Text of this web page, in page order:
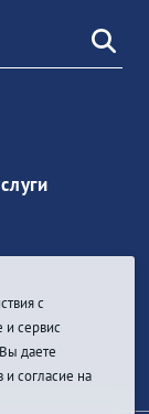
с
и сервис
даете
согласие на